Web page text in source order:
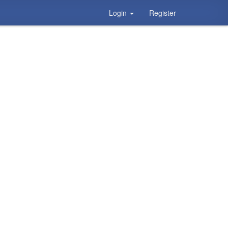
Login
Register